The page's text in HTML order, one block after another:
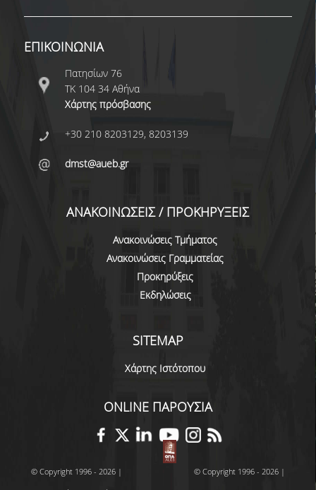
ΜΑΘΗΜΑΤΑ ΠΡΟΓΡΑΜΜΑΤΟΣ ΣΠΟΥΔΩΝ
ΜΑΘΗΜΑΤΑ ΕΛΕΥΘΕΡΗΣ ΕΠΙΛΟΓΗΣ ΑΠΟ
ΑΛΛΑ ΤΜΗΜΑΤΑ
TESTIMONIALS ΠΡΑΚΤΙΚΗΣ ΑΣΚΗΣΗΣ
ΔΙΔΑΣΚΑΛΙΑ ΚΑΙ ΕΞΕΤΑΣΕΙΣ
ΔΙΑΧΕΙΡΙΣΗ ΠΑΡΑΠΟΝΩΝ ΦΟΙΤΗΤΩΝ
TUTORS ΦΟΙΤΗΤΩΝ
ΔΙΔΑΚΤΟΡΕΣ ΤΟΥ ΤΜΗΜΑΤΟΣ
ΥΠΟΨΗΦΙΟΙ ΔΙΔΑΚΤΟΡΕΣ
ΕΡΕΥΝΗΤΙΚΑ ΣΕΜΙΝΑΡΙΑ
ΕΠΙΚΟΙΝΩΝΙΑ
Πατησίων 76
ΤΚ 104 34 Αθήνα
Χάρτης πρόσβασης
+30 210 8203129, 8203139
dmst@aueb.gr
ΑΝΑΚΟΙΝΩΣΕΙΣ / ΠΡΟΚΗΡΥΞΕΙΣ
Ανακοινώσεις Τμήματος
Ανακοινώσεις Γραμματείας
Προκηρύξεις
Εκδηλώσεις
SITEMAP
Χάρτης Ιστότοπου
ONLINE ΠΑΡΟΥΣΙΑ
© Copyright 1996 - 2026 |
© Copyright 1996 - 2026 |